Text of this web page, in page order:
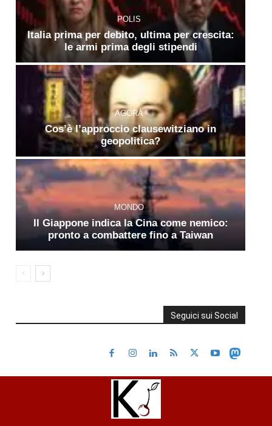
POLIS
Italia prima per debito, ultima per crescita:
le armi prima degli stipendi
AGORÀ
Cos’è l’approccio clausewitziano in
geopolitica?
MONDO
Il Giappone indica la Cina come nemico:
pronto a combattere fino a Taiwan
Seguici sui Social